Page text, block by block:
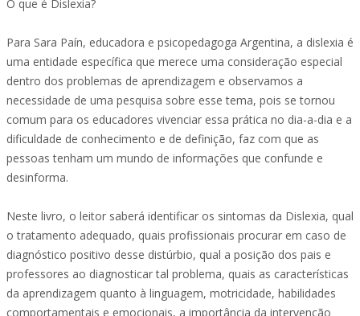
O que é Dislexia?
Para Sara Paín, educadora e psicopedagoga Argentina, a dislexia é
uma entidade específica que merece uma consideração especial
dentro dos problemas de aprendizagem e observamos a
necessidade de uma pesquisa sobre esse tema, pois se tornou
comum para os educadores vivenciar essa prática no dia-a-dia e a
dificuldade de conhecimento e de definição, faz com que as
pessoas tenham um mundo de informações que confunde e
desinforma.
Neste livro, o leitor saberá identificar os sintomas da Dislexia, qual
o tratamento adequado, quais profissionais procurar em caso de
diagnóstico positivo desse distúrbio, qual a posição dos pais e
professores ao diagnosticar tal problema, quais as características
da aprendizagem quanto à linguagem, motricidade, habilidades
comportamentais e emocionais, a importância da intervenção